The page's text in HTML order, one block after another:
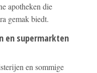
apotheken die
gemak biedt.
en supermarkten
en sommige